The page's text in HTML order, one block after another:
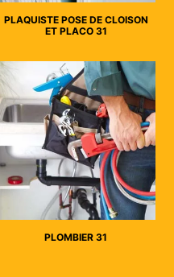
PLAQUISTE POSE DE CLOISON
ET PLACO 31
PLOMBIER 31